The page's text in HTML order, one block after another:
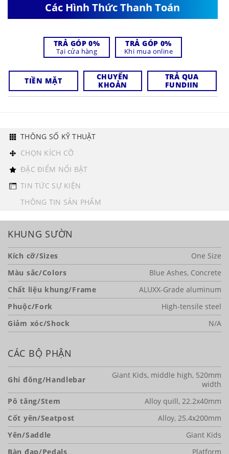
Các Hình Thức Thanh Toán
TRẢ GÓP 0%
Tại cửa hàng
TRẢ GÓP 0%
Khi mua online
TIỀN MẶT
CHUYỂN
KHOẢN
TRẢ QUA
FUNDIIN
THÔNG SỐ KỸ THUẬT
CHỌN KÍCH CỠ
ĐẶC ĐIỂM NỔI BẬT
TIN TỨC SỰ KIỆN
THÔNG TIN SẢN PHẨM
KHUNG SƯỜN
Kích cỡ/Sizes
One Size
Màu sắc/Colors
Blue Ashes, Concrete
Chất liệu khung/Frame
ALUXX-Grade aluminum
Phuộc/Fork
High-tensile steel
Giảm xóc/Shock
N/A
CÁC BỘ PHẬN
Ghi đông/Handlebar
Giant Kids, middle high, 520mm
width
Pô tăng/Stem
Alloy quill, 22.2x40mm
Cốt yên/Seatpost
Alloy, 25.4x200mm
Yên/Saddle
Giant Kids
Bàn đạp/Pedals
Platform